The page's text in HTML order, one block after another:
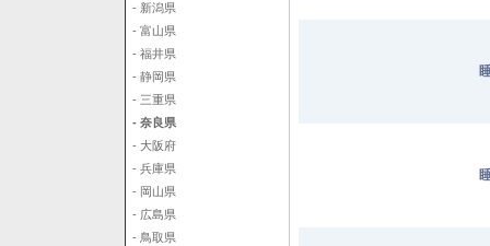
- 新潟県
- 富山県
- 福井県
- 静岡県
- 三重県
- 奈良県
- 大阪府
- 兵庫県
- 岡山県
- 広島県
- 鳥取県